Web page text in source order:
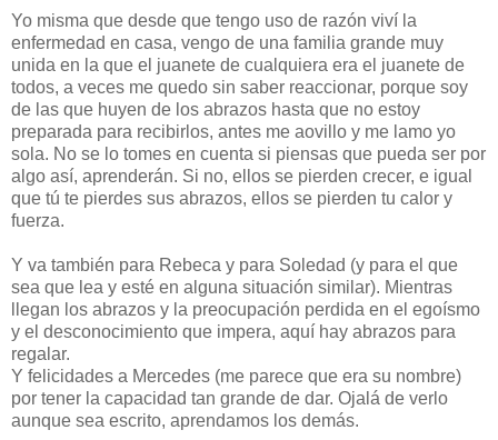
Yo misma que desde que tengo uso de razón viví la
enfermedad en casa, vengo de una familia grande muy
unida en la que el juanete de cualquiera era el juanete de
todos, a veces me quedo sin saber reaccionar, porque soy
de las que huyen de los abrazos hasta que no estoy
preparada para recibirlos, antes me aovillo y me lamo yo
sola. No se lo tomes en cuenta si piensas que pueda ser por
algo así, aprenderán. Si no, ellos se pierden crecer, e igual
que tú te pierdes sus abrazos, ellos se pierden tu calor y
fuerza.
Y va también para Rebeca y para Soledad (y para el que
sea que lea y esté en alguna situación similar). Mientras
llegan los abrazos y la preocupación perdida en el egoísmo
y el desconocimiento que impera, aquí hay abrazos para
regalar.
Y felicidades a Mercedes (me parece que era su nombre)
por tener la capacidad tan grande de dar. Ojalá de verlo
aunque sea escrito, aprendamos los demás.